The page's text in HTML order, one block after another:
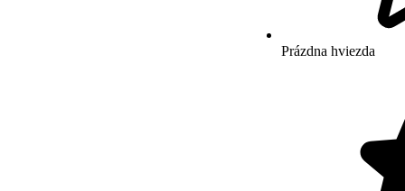
Prázdna hviezda